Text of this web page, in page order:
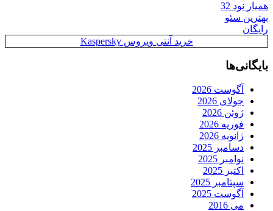
همیار نود 32
بهترین سئو
رایگان
خرید آنتی ویروس Kaspersky
بایگانی‌ها
آگوست 2026
جولای 2026
ژوئن 2026
فوریه 2026
ژانویه 2026
دسامبر 2025
نوامبر 2025
اکتبر 2025
سپتامبر 2025
آگوست 2025
می 2016